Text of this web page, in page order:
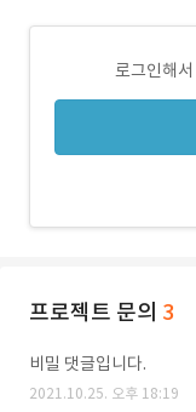
로그인해
프로젝트 문의 3
비밀 댓글입니다.
2021.10.25. 오후 18:19